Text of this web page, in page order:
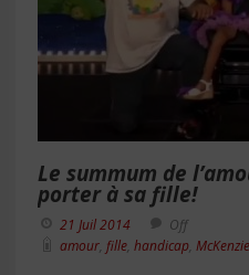
Le summum de
porter à sa fille!
21 Juil 2014
Off
amour fille handicap